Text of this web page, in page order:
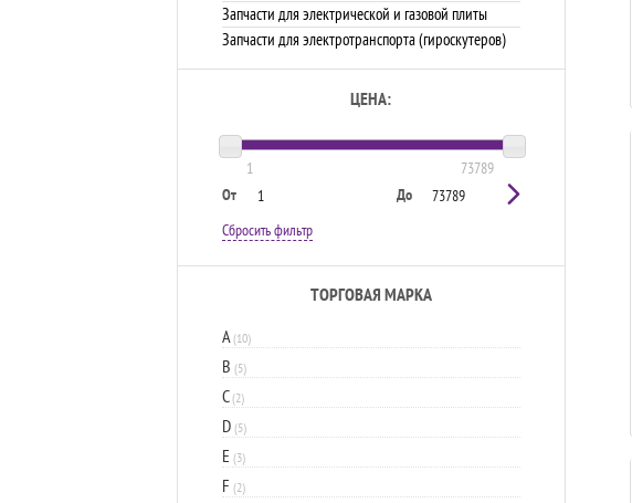
Запчасти для электрической и газовой плиты
Запчасти для электротранспорта (гироскутеров)
ЦЕНА:
1
73789
От
До
Сбросить фильтр
ТОРГОВАЯ МАРКА
A(10)
B (5)
C(2)
D (5)
E (3)
F (2)